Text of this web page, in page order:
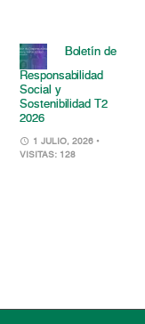
Boletín de
Responsabilidad
Social y
Sostenibilidad T2
2026
1 JULIO, 2026 •
VISITAS: 128